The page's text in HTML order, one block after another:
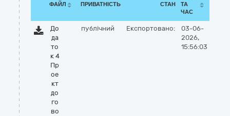
ФАЙЛ ПРИВАТНІСТЬ СТАН
ТА
ЧАС
До
да
то
к 4
Пр
ое
кт
до
го
во
публічний Експортовано:
03-06-
2026,
15:56:03